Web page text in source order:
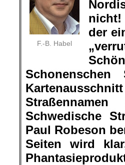
F.-B. Habel
der
Schwedische
Paul Robeson
Seiten wird